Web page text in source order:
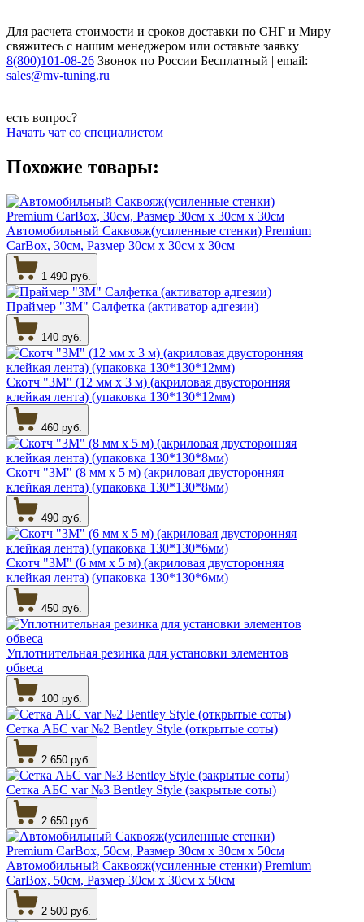
Для расчета стоимости и сроков доставки по СНГ и Миру
свяжитесь с нашим менеджером или оставьте заявку
8(800)101-08-26 Звонок по России Бесплатный | email:
sales@mv-tuning.ru
есть вопрос?
Начать чат со специалистом
Похожие товары:
Автомобильный Саквояж(усиленные стенки) Premium
CarBox, 30см, Размер 30см х 30см х 30см
1 490 руб.
Праймер "3М" Салфетка (активатор адгезии)
140 руб.
Скотч "3М" (12 мм х 3 м) (акриловая двусторонняя
клейкая лента) (упаковка 130*130*12мм)
460 руб.
Скотч "3М" (8 мм х 5 м) (акриловая двусторонняя
клейкая лента) (упаковка 130*130*8мм)
490 руб.
Скотч "3М" (6 мм х 5 м) (акриловая двусторонняя
клейкая лента) (упаковка 130*130*6мм)
450 руб.
Уплотнительная резинка для установки элементов
обвеса
100 руб.
Сетка АБС var №2 Bentley Style (открытые соты)
2 650 руб.
Сетка АБС var №3 Bentley Style (закрытые соты)
2 650 руб.
Автомобильный Саквояж(усиленные стенки) Premium
CarBox, 50см, Размер 30см х 30см х 50см
2 500 руб.